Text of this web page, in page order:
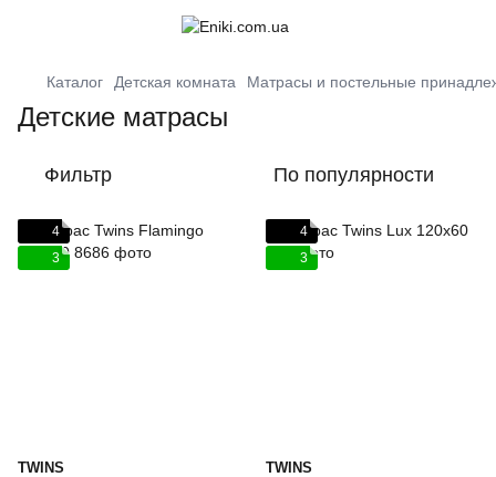
Каталог Детская комната Матрасы и постельные
Детские матрасы
Фильтр По популярности
4
3
TWINS
4
3
TWINS